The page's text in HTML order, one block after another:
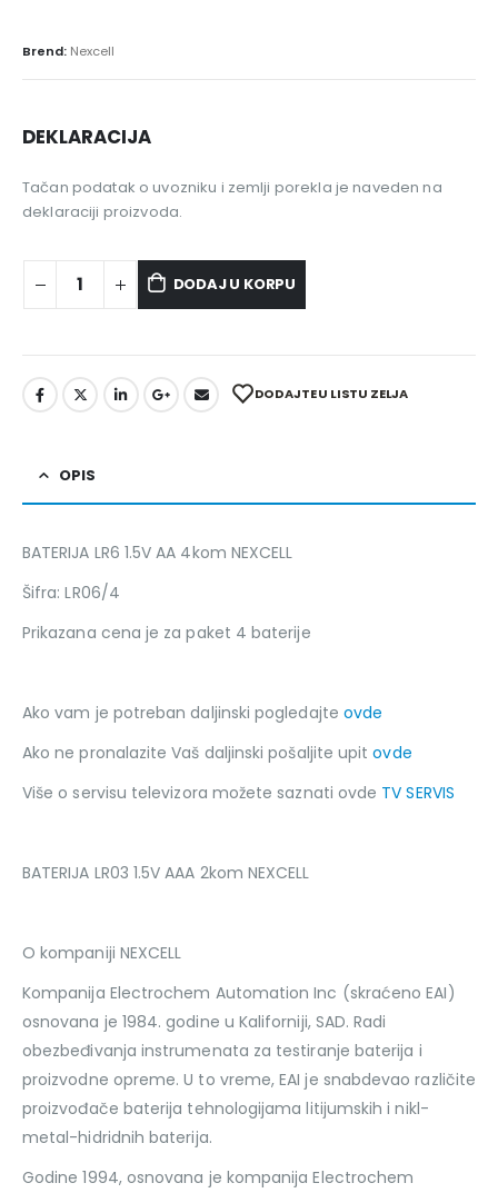
Brend: Nexcell
DEKLARACIJA
Tačan podatak o uvozniku i zemlji porekla je naveden na
deklaraciji proizvoda.
DODAJ U KORPU
DODAJTE U LISTU ZELJA
OPIS
BATERIJA LR6 1.5V AA 4kom NEXCELL
Šifra: LR06/4
Prikazana cena je za paket 4 baterije
Ako vam je potreban daljinski pogledajte ovde
Ako ne pronalazite Vaš daljinski pošaljite upitovde
Više o servisu televizora možete saznati ovde TV SERVIS
BATERIJA LR03 1.5V AAA 2kom NEXCELL
O kompaniji NEXCELL
Kompanija Electrochem Automation Inc (skraćeno EAI)
osnovana je 1984. godine u Kaliforniji, SAD. Radi
obezbeđivanja instrumenata za testiranje baterija i
proizvodne opreme. U to vreme, EAI je snabdevao različite
proizvođače baterija tehnologijama litijumskih i nikl-
metal-hidridnih baterija.
Godine 1994, osnovana je kompanija Electrochem